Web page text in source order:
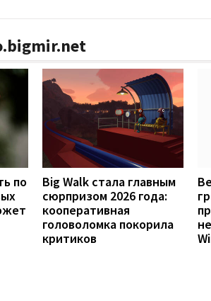
по
Big Walk стала главным
сюрпризом 2026 года:
кооперативная
головоломка покорила
критиков